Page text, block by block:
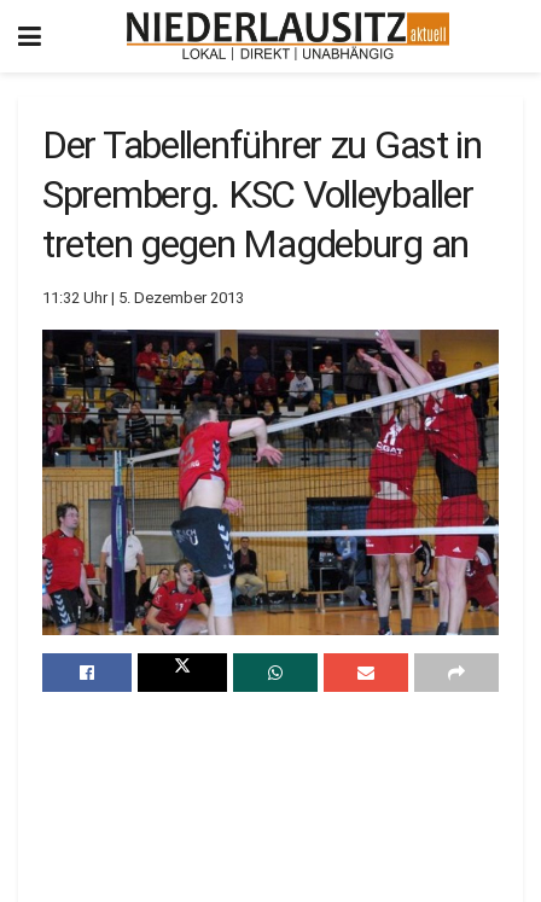
Der Tabellenführer zu Gast in
Spremberg. KSC Volleyballer
treten gegen Magdeburg an
11:32 Uhr | 5. Dezember 2013